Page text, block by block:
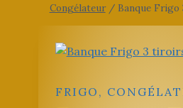
Congélateur / Banque
FRIGO,